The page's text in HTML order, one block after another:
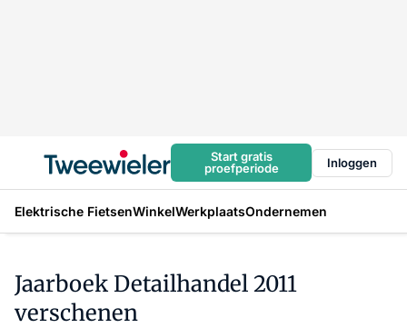
Start gratis
proefperiode
Inloggen
Elektrische FietsenWinkelWerkplaatsOndernemen
Jaarboek Detailhandel 2011
verschenen